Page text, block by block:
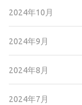
2024年10月
2024年9月
2024年8月
2024年7月